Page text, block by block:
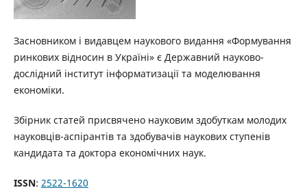
Засновником і видавцем наукового видання «Формування
ринкових відносин в Україні» є Державний науково-
дослідний інститут інформатизації та моделювання
економіки.
Збірник статей присвячено науковим здобуткам молодих
науковців-аспірантів та здобувачів наукових ступенів
кандидата та доктора економічних наук.
ISSN: 2522-1620